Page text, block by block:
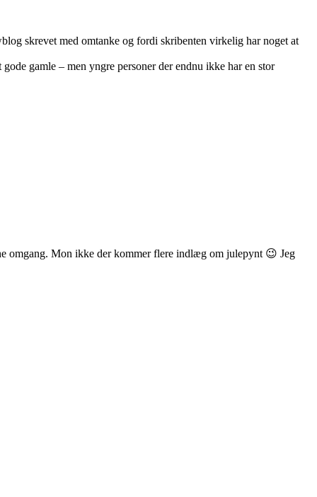
skrevet med omtanke og fordi skribenten virkelig har noget at
gamle – men yngre personer der endnu ikke har en stor
omgang. Mon ikke der kommer flere indlæg om julepynt 😉 Jeg